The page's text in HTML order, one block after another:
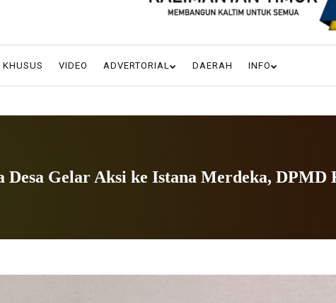
VIDEO ADVERTORIAL DAERAH INFO
Desa Gelar Aksi ke Istana Merdeka,